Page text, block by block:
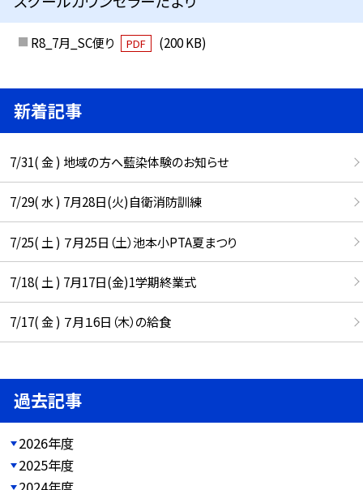
R8_7月_SC便り PDF (200 KB)
新着記事
7/31( 金 ) 地域の方へ藍染体験のお知らせ
7/29( 水 ) 7月28日(火)自衛消防訓練
7/25( 土 ) ７月25日（土）池本小PTA夏まつり
7/18( 土 ) 7月17日(金)1学期終業式
7/17( 金 ) ７月１6日（木）の給食
過去記事
2026年度
2025年度